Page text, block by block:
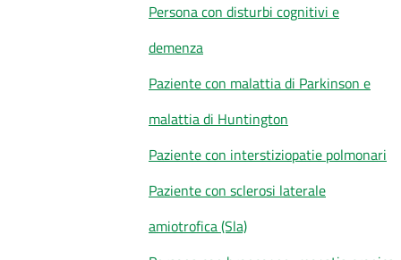
Persona con disturbi cognitivi e
demenza
Paziente con malattia di Parkinson e
malattia di Huntington
Paziente con interstiziopatie polmonari
Paziente con sclerosi laterale
amiotrofica (Sla)